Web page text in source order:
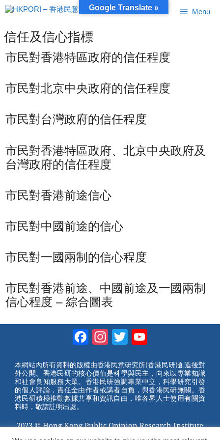
跳
至
容
Menu
信任及信心指標
市民對香港特區政府的信任程度
市民對北京中央政府的信任程度
市民對台灣政府的信任程度
市民對香港特區政府、北京中央政府及
台灣政府的信任程度
市民對香港前途信心
市民對中國前途的信心
市民對一國兩制的信心程度
市民對香港前途、中國前途及一國兩制
信心程度 – 綜合圖表
Facebook
Instagram
Twitter
本網站內所有資料的版權由香港民意研究所(香港民研)創造後對
外公開。香港民研的核心價值是科學與民主，向來以專業知識
和社會良知服務大眾。香港民研強調專業中立，科學研究引發
的個人評論，責任全由作者或講者自負，與香港民研無關。香
港民研積極推動數據共享和資訊自由，唯各界人士使用有關資
料時，敬請註明出處。
2023 © Hong Kong Public Opinion Research Institute
Google Translate »